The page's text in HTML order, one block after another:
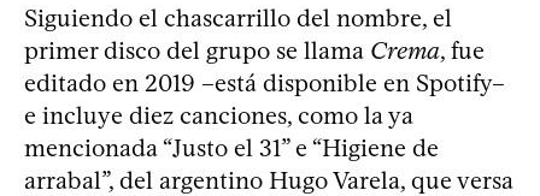
Siguiendo el chascarrillo del nombre, el
primer disco del grupo se llama Crema, fue
editado en 2019 –está disponible en Spotify–
e incluye diez canciones, como la ya
mencionada “Justo el 31” e “Higiene de
arrabal”, del argentino Hugo Varela, que versa